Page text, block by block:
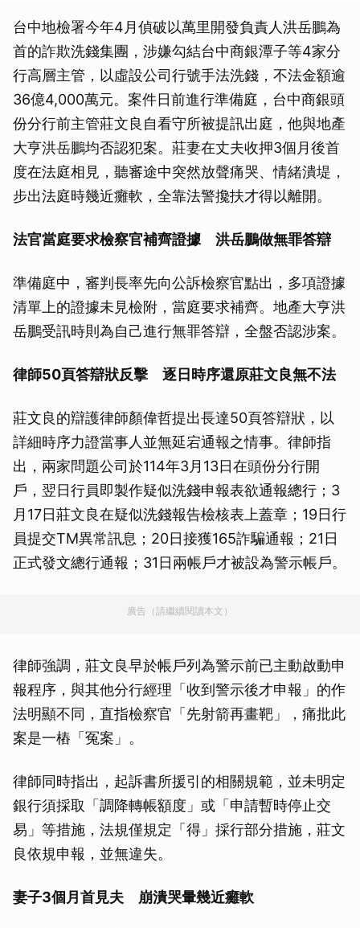
台中地檢署今年4月偵破以萬里開發負責人洪岳鵬為
首的詐欺洗錢集團，涉嫌勾結台中商銀潭子等4家分
行高層主管，以虛設公司行號手法洗錢，不法金額逾
36億4,000萬元。案件日前進行準備庭，台中商銀頭
份分行前主管莊文良自看守所被提訊出庭，他與地產
大亨洪岳鵬均否認犯案。莊妻在丈夫收押3個月後首
度在法庭相見，聽審途中突然放聲痛哭、情緒潰堤，
步出法庭時幾近癱軟，全靠法警攙扶才得以離開。
法官當庭要求檢察官補齊證據 洪岳鵬做無罪答辯
準備庭中，審判長率先向公訴檢察官點出，多項證據
清單上的證據未見檢附，當庭要求補齊。地產大亨洪
岳鵬受訊時則為自己進行無罪答辯，全盤否認涉案。
律師50頁答辯狀反擊 逐日時序還原莊文良無不法
莊文良的辯護律師顏偉哲提出長達50頁答辯狀，以
詳細時序力證當事人並無延宕通報之情事。律師指
出，兩家問題公司於114年3月13日在頭份分行開
戶，翌日行員即製作疑似洗錢申報表欲通報總行；3
月17日莊文良在疑似洗錢報告檢核表上蓋章；19日行
員提交TM異常訊息；20日接獲165詐騙通報；21日
正式發文總行通報；31日兩帳戶才被設為警示帳戶。
廣告（請繼續閱讀本文）
律師強調，莊文良早於帳戶列為警示前已主動啟動申
報程序，與其他分行經理「收到警示後才申報」的作
法明顯不同，直指檢察官「先射箭再畫靶」，痛批此
案是一樁「冤案」。
律師同時指出，起訴書所援引的相關規範，並未明定
銀行須採取「調降轉帳額度」或「申請暫時停止交
易」等措施，法規僅規定「得」採行部分措施，莊文
良依規申報，並無違失。
妻子3個月首見夫 崩潰哭暈幾近癱軟